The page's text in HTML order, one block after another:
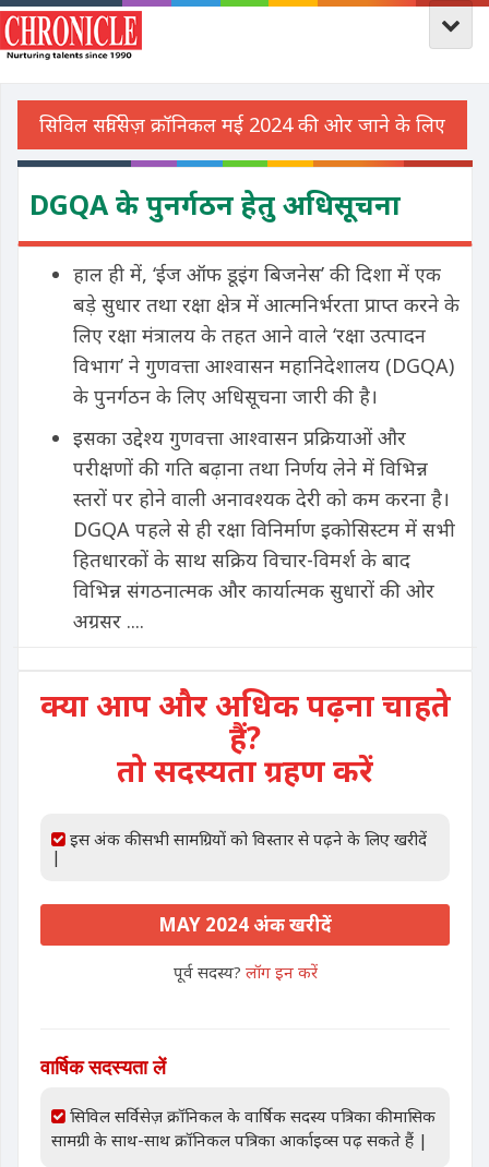
DGQA के पुनर्गठन हेतु अधिसूचना
हाल ही में, ‘ईज ऑफ डूइंग बिजनेस’ की दिशा में एक
बड़े सुधार तथा रक्षा क्षेत्र में आत्मनिर्भरता प्राप्त करने के
लिए रक्षा मंत्रालय के तहत आने वाले ‘रक्षा उत्पादन
विभाग’ ने गुणवत्ता आश्वासन महानिदेशालय (DGQA)
के पुनर्गठन के लिए अधिसूचना जारी की है।
इसका उद्देश्य गुणवत्ता आश्वासन प्रक्रियाओं और
परीक्षणों की गति बढ़ाना तथा निर्णय लेने में विभिन्न
स्तरों पर होने वाली अनावश्यक देरी को कम करना है।
DGQA पहले से ही रक्षा विनिर्माण इकोसिस्टम में सभी
हितधारकों के साथ सक्रिय विचार-विमर्श के बाद
विभिन्न संगठनात्मक और कार्यात्मक सुधारों की ओर
अग्रसर ....
क्या आप और अधिक पढ़ना चाहते
हैं?
तो सदस्यता ग्रहण करें
इस अंक की सभी सामग्रियों को विस्तार से पढ़ने के लिए खरीदें
|
MAY 2024 अंक खरीदें
पूर्व सदस्य? लॉग इन करें
वार्षिक सदस्यता लें
सिविल सर्विसेज़ क्रॉनिकल के वार्षिक सदस्य पत्रिका की मासिक
सामग्री के साथ-साथ क्रॉनिकल पत्रिका आर्काइव्स पढ़ सकते हैं |